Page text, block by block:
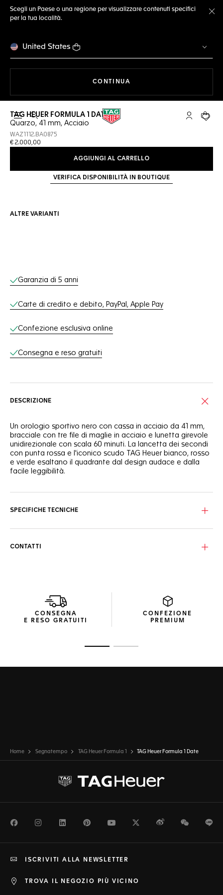
Scegli un Paese o una regione per visualizzare contenuti specifici
per la tua località.
United States
CONTINUA
Apri la ricerca L'account
Il tuo
TAG HEUER FORMULA 1 DATE
Quarzo, 41 mm, Acciaio
WAZ1112.BA0875
€ 2.000,00
AGGIUNGI AL CARRELLO
VERIFICA DISPONIBILITÀ IN BOUTIQUE
ALTRE VARIANTI
Servizi online
Garanzia di 5 anni
Carte di credito e debito, PayPal, Apple Pay
Confezione esclusiva online
Consegna e reso gratuiti
DESCRIZIONE
Un orologio sportivo nero con cassa in acciaio da 41 mm,
bracciale con tre file di maglie in acciaio e lunetta girevole
unidirezionale con scala 60 minuti. La lancetta dei secondi
con punta rossa e l'iconico scudo TAG Heuer bianco, rosso
e verde esaltano il quadrante dal design audace e dalla
facile leggibilità.
SPECIFICHE TECNICHE
CONTATTI
CONSEGNA
E RESO GRATUITI
CONFEZIONE
PREMIUM
Home Segnatempo TAG Heuer Formula 1 TAG Heuer Formula 1 Date
FacebookInstagramLinkedInPinterestYoutubeTwitterWeiboWeChat
TROVA IL NEGOZIO PIÙ VICINO
ISCRIVITI ALLA NEWSLETTER